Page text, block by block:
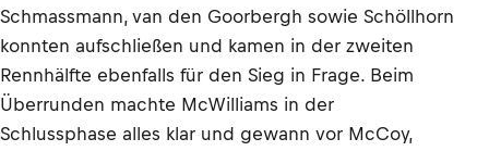
Schmassmann, van den Goorbergh sowie Schöllhorn
konnten aufschließen und kamen in der zweiten
Rennhälfte ebenfalls für den Sieg in Frage. Beim
Überrunden machte McWilliams in der
Schlussphase alles klar und gewann vor McCoy,